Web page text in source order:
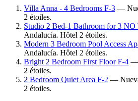
Villa Anna - 4 Bedrooms F-3 —
2 étoiles.
Studio 2 Bed-1 Bathroom for 3 NO
Andalucía. Hôtel 2 étoiles.
Modern 3 Bedroom Pool Access
Andalucía. Hôtel 2 étoiles.
Bright 2 Bedroom First Floor F-4 —
2 étoiles.
2 Bedroom Quiet Area F-2 —
2 étoiles.